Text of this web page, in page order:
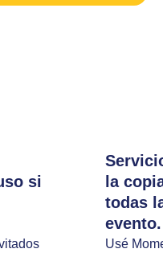
si
la
todas
evento.
Usé